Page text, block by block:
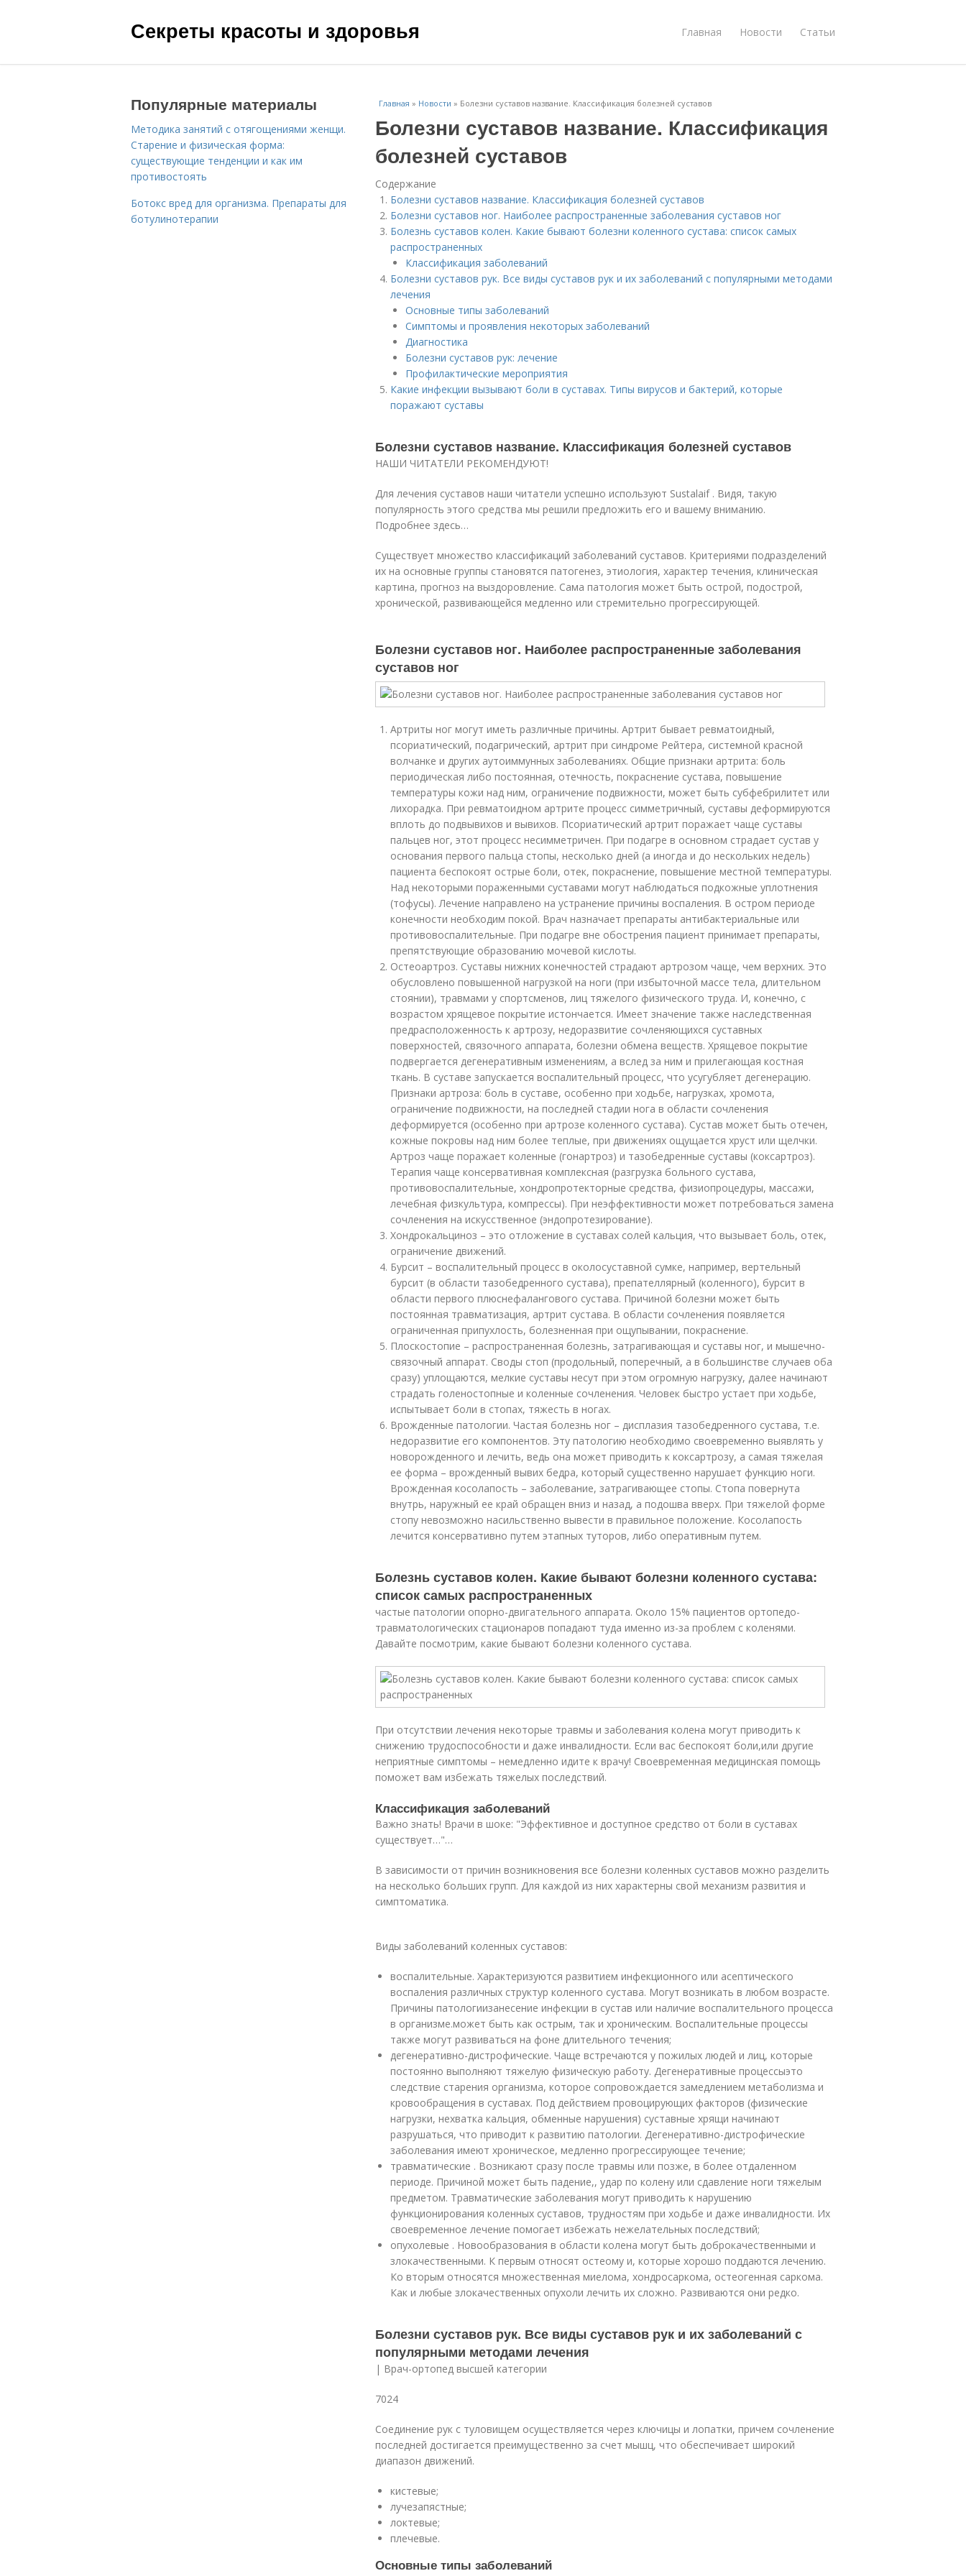
Секреты красоты и здоровья Главная Новости Статьи
Главная » Новости » Болезни суставов название. Классификация болезней суставов
Болезни суставов название. Классификация
болезней суставов
Содержание
Болезни суставов название. Классификация болезней суставов
Болезни суставов ног. Наиболее распространенные заболевания суставов ног
Болезнь суставов колен. Какие бывают болезни коленного сустава: список самых
распространенных
Классификация заболеваний
Болезни суставов рук. Все виды суставов рук и их заболеваний с популярными методами
лечения
Основные типы заболеваний
Симптомы и проявления некоторых заболеваний
Диагностика
Болезни суставов рук: лечение
Профилактические мероприятия
Какие инфекции вызывают боли в суставах. Типы вирусов и бактерий, которые
поражают суставы
Болезни суставов название. Классификация болезней суставов
НАШИ ЧИТАТЕЛИ РЕКОМЕНДУЮТ!
Для лечения суставов наши читатели успешно используют Sustalaif . Видя, такую
популярность этого средства мы решили предложить его и вашему вниманию.
Подробнее здесь…
Существует множество классификаций заболеваний суставов. Критериями подразделений
их на основные группы становятся патогенез, этиология, характер течения, клиническая
картина, прогноз на выздоровление. Сама патология может быть острой, подострой,
хронической, развивающейся медленно или стремительно прогрессирующей.
Болезни суставов ног. Наиболее распространенные заболевания
суставов ног
Артриты ног могут иметь различные причины. Артрит бывает ревматоидный,
псориатический, подагрический, артрит при синдроме Рейтера, системной красной
волчанке и других аутоиммунных заболеваниях. Общие признаки артрита: боль
периодическая либо постоянная, отечность, покраснение сустава, повышение
температуры кожи над ним, ограничение подвижности, может быть субфебрилитет или
лихорадка. При ревматоидном артрите процесс симметричный, суставы деформируются
вплоть до подвывихов и вывихов. Псориатический артрит поражает чаще суставы
пальцев ног, этот процесс несимметричен. При подагре в основном страдает сустав у
основания первого пальца стопы, несколько дней (а иногда и до нескольких недель)
пациента беспокоят острые боли, отек, покраснение, повышение местной температуры.
Над некоторыми пораженными суставами могут наблюдаться подкожные уплотнения
(тофусы). Лечение направлено на устранение причины воспаления. В остром периоде
конечности необходим покой. Врач назначает препараты антибактериальные или
противовоспалительные. При подагре вне обострения пациент принимает препараты,
препятствующие образованию мочевой кислоты.
Остеоартроз. Суставы нижних конечностей страдают артрозом чаще, чем верхних. Это
обусловлено повышенной нагрузкой на ноги (при избыточной массе тела, длительном
стоянии), травмами у спортсменов, лиц тяжелого физического труда. И, конечно, с
возрастом хрящевое покрытие истончается. Имеет значение также наследственная
предрасположенность к артрозу, недоразвитие сочленяющихся суставных
поверхностей, связочного аппарата, болезни обмена веществ. Хрящевое покрытие
подвергается дегенеративным изменениям, а вслед за ним и прилегающая костная
ткань. В суставе запускается воспалительный процесс, что усугубляет дегенерацию.
Признаки артроза: боль в суставе, особенно при ходьбе, нагрузках, хромота,
ограничение подвижности, на последней стадии нога в области сочленения
деформируется (особенно при артрозе коленного сустава). Сустав может быть отечен,
кожные покровы над ним более теплые, при движениях ощущается хруст или щелчки.
Артроз чаще поражает коленные (гонартроз) и тазобедренные суставы (коксартроз).
Терапия чаще консервативная комплексная (разгрузка больного сустава,
противовоспалительные, хондропротекторные средства, физиопроцедуры, массажи,
лечебная физкультура, компрессы). При неэффективности может потребоваться замена
сочленения на искусственное (эндопротезирование).
Хондрокальциноз – это отложение в суставах солей кальция, что вызывает боль, отек,
ограничение движений.
Бурсит – воспалительный процесс в околосуставной сумке, например, вертельный
бурсит (в области тазобедренного сустава), препателлярный (коленного), бурсит в
области первого плюснефалангового сустава. Причиной болезни может быть
постоянная травматизация, артрит сустава. В области сочленения появляется
ограниченная припухлость, болезненная при ощупывании, покраснение.
Плоскостопие – распространенная болезнь, затрагивающая и суставы ног, и мышечно-
связочный аппарат. Своды стоп (продольный, поперечный, а в большинстве случаев оба
сразу) уплощаются, мелкие суставы несут при этом огромную нагрузку, далее начинают
страдать голеностопные и коленные сочленения. Человек быстро устает при ходьбе,
испытывает боли в стопах, тяжесть в ногах.
Врожденные патологии. Частая болезнь ног – дисплазия тазобедренного сустава, т.е.
недоразвитие его компонентов. Эту патологию необходимо своевременно выявлять у
новорожденного и лечить, ведь она может приводить к коксартрозу, а самая тяжелая
ее форма – врожденный вывих бедра, который существенно нарушает функцию ноги.
Врожденная косолапость – заболевание, затрагивающее стопы. Стопа повернута
внутрь, наружный ее край обращен вниз и назад, а подошва вверх. При тяжелой форме
стопу невозможно насильственно вывести в правильное положение. Косолапость
лечится консервативно путем этапных туторов, либо оперативным путем.
Болезнь суставов колен. Какие бывают болезни коленного сустава:
список самых распространенных
частые патологии опорно-двигательного аппарата. Около 15% пациентов ортопедо-
травматологических стационаров попадают туда именно из-за проблем с коленями.
Давайте посмотрим, какие бывают болезни коленного сустава.
При отсутствии лечения некоторые травмы и заболевания колена могут приводить к
снижению трудоспособности и даже инвалидности. Если вас беспокоят боли,или другие
неприятные симптомы – немедленно идите к врачу! Своевременная медицинская помощь
поможет вам избежать тяжелых последствий.
Классификация заболеваний
Важно знать! Врачи в шоке: "Эффективное и доступное средство от боли в суставах
существует…"…
В зависимости от причин возникновения все болезни коленных суставов можно разделить
на несколько больших групп. Для каждой из них характерны свой механизм развития и
симптоматика.
Виды заболеваний коленных суставов:
воспалительные. Характеризуются развитием инфекционного или асептического
воспаления различных структур коленного сустава. Могут возникать в любом возрасте.
Причины патологиизанесение инфекции в сустав или наличие воспалительного процесса
в организме.может быть как острым, так и хроническим. Воспалительные процессы
также могут развиваться на фоне длительного течения;
дегенеративно-дистрофические. Чаще встречаются у пожилых людей и лиц, которые
постоянно выполняют тяжелую физическую работу. Дегенеративные процессыэто
следствие старения организма, которое сопровождается замедлением метаболизма и
кровообращения в суставах. Под действием провоцирующих факторов (физические
нагрузки, нехватка кальция, обменные нарушения) суставные хрящи начинают
разрушаться, что приводит к развитию патологии. Дегенеративно-дистрофические
заболевания имеют хроническое, медленно прогрессирующее течение;
травматические . Возникают сразу после травмы или позже, в более отдаленном
периоде. Причиной может быть падение,, удар по колену или сдавление ноги тяжелым
предметом. Травматические заболевания могут приводить к нарушению
функционирования коленных суставов, трудностям при ходьбе и даже инвалидности. Их
своевременное лечение помогает избежать нежелательных последствий;
опухолевые . Новообразования в области колена могут быть доброкачественными и
злокачественными. К первым относят остеому и, которые хорошо поддаются лечению.
Ко вторым относятся множественная миелома, хондросаркома, остеогенная саркома.
Как и любые злокачественных опухоли лечить их сложно. Развиваются они редко.
Болезни суставов рук. Все виды суставов рук и их заболеваний с
популярными методами лечения
| Врач-ортопед высшей категории
7024
Соединение рук с туловищем осуществляется через ключицы и лопатки, причем сочленение
последней достигается преимущественно за счет мышц, что обеспечивает широкий
диапазон движений.
кистевые;
лучезапястные;
локтевые;
плечевые.
Основные типы заболеваний
Популярные материалы
Методика занятий с отягощениями женщи.
Старение и физическая форма:
существующие тенденции и как им
противостоять
Ботокс вред для организма. Препараты для
ботулинотерапии